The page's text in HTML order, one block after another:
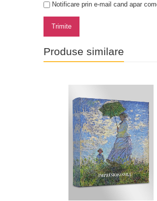
Notificare prin e-mail cand apar
Trimite
Produse similare